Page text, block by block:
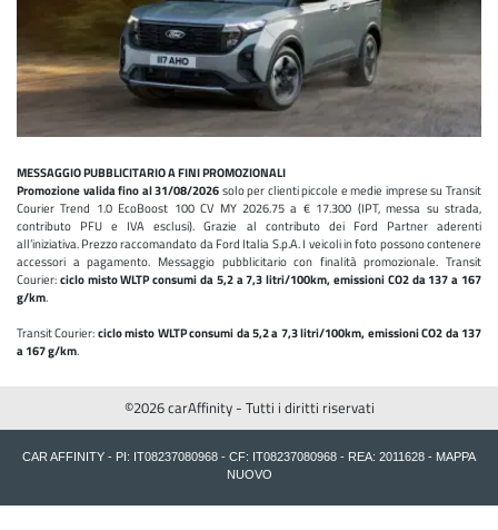
MESSAGGIO PUBBLICITARIO A FINI PROMOZIONALI
Promozione valida fino al 31/08/2026 solo per clienti piccole e medie imprese su Transit
Courier Trend 1.0 EcoBoost 100 CV MY 2026.75 a € 17.300 (IPT, messa su strada,
contributo PFU e IVA esclusi). Grazie al contributo dei Ford Partner aderenti
all’iniziativa. Prezzo raccomandato da Ford Italia S.p.A. I veicoli in foto possono contenere
accessori a pagamento. Messaggio pubblicitario con finalità promozionale. Transit
Courier: ciclo misto WLTP consumi da 5,2 a 7,3 litri/100km, emissioni CO2 da 137 a 167
g/km.
Transit Courier: ciclo misto WLTP consumi da 5,2 a 7,3 litri/100km, emissioni CO2 da 137
a 167 g/km.
©2026 carAffinity - Tutti i diritti riservati
CAR AFFINITY - PI: IT08237080968 - CF: IT08237080968 - REA: 2011628 - MAPPA
NUOVO